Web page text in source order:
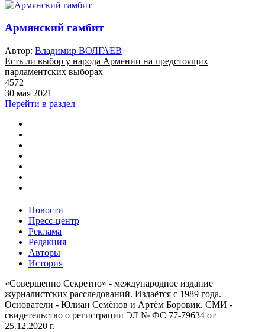
Армянский гамбит
Автор: Владимир ВОЛГАЕВ
Есть ли выбор у народа Армении на предстоящих
парламентских выборах
4572
30 мая 2021
Перейти в раздел
Новости
Пресс-центр
Реклама
Редакция
Авторы
История
«Совершенно Секретно» - международное издание
журналистских расследований. Издаётся с 1989 года.
Основатели - Юлиан Семёнов и Артём Боровик. CМИ -
свидетельство о регистрации ЭЛ № ФС 77-79634 от
25.12.2020 г.